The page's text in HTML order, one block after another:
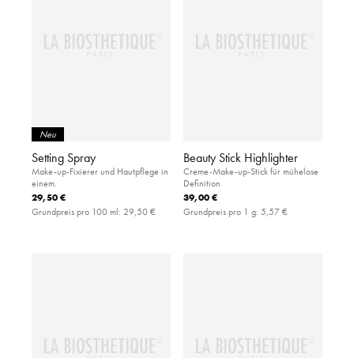
Neu
Setting Spray
Make-up-Fixierer und Hautpflege in
einem.
29,50 €
Grundpreis pro 100 ml: 29,50 €
Beauty Stick Highlighter
Creme-Make-up-Stick für mühelose
Definition
39,00 €
Grundpreis pro 1 g: 5,57 €